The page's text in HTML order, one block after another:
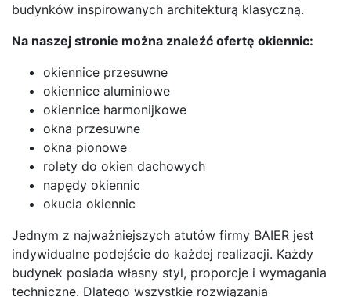
budynków inspirowanych architekturą klasyczną.
Na naszej stronie można znaleźć ofertę okiennic:
okiennice przesuwne
okiennice aluminiowe
okiennice harmonijkowe
okna przesuwne
okna pionowe
rolety do okien dachowych
napędy okiennic
okucia okiennic
Jednym z najważniejszych atutów firmy BAIER jest
indywidualne podejście do każdej realizacji. Każdy
budynek posiada własny styl, proporcje i wymagania
techniczne. Dlatego wszystkie rozwiązania